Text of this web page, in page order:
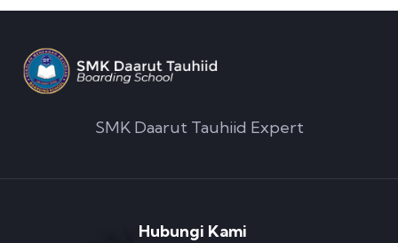
SMK Daarut Tauhiid Expert
Hubungi Kami